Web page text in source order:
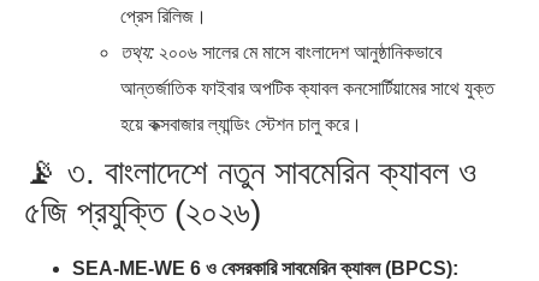
প্রেস রিলিজ।
তথ্য: ২০০৬ সালের মে মাসে বাংলাদেশ আনুষ্ঠানিকভাবে
আন্তর্জাতিক ফাইবার অপটিক ক্যাবল কনসোর্টিয়ামের সাথে যুক্ত
হয়ে কক্সবাজার ল্যান্ডিং স্টেশন চালু করে।
📡 ৩. বাংলাদেশে নতুন সাবমেরিন ক্যাবল ও
৫জি প্রযুক্তি (২০২৬)
SEA-ME-WE 6 ও বেসরকারি সাবমেরিন ক্যাবল (BPCS):